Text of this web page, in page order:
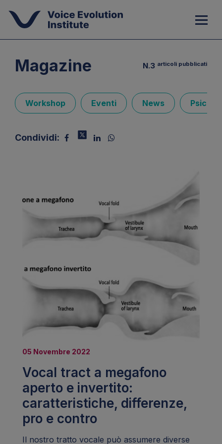
Magazine N.3 articoli pubblicati
Workshop Eventi News
Condividi:
05 Novembre 2022
Vocal tract a megafono
aperto e invertito:
caratteristiche, differenze,
pro e contro
Il nostro tratto vocale può assumere diverse